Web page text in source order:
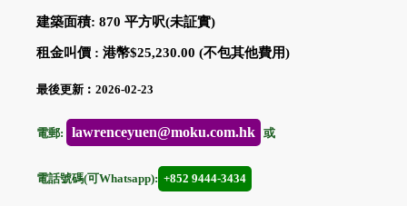
建築面積: 870 平方呎(未証實)
租金叫價 : 港幣$25,230.00 (不包其他費用)
最後更新︰2026-02-23
電郵: lawrenceyuen@moku.com.hk 或
電話號碼(可Whatsapp): +852 9444-3434